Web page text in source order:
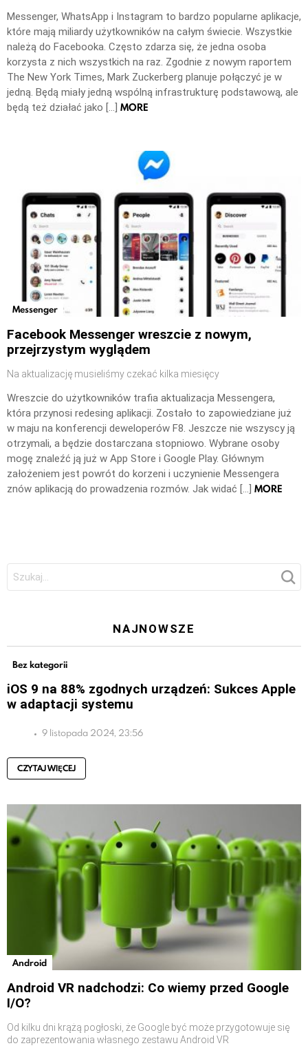
Messenger, WhatsApp i Instagram to bardzo popularne aplikacje,
które mają miliardy użytkowników na całym świecie. Wszystkie
należą do Facebooka. Często zdarza się, że jedna osoba
korzysta z nich wszystkich na raz. Zgodnie z nowym raportem
The New York Times, Mark Zuckerberg planuje połączyć je w
jedną. Będą miały jedną wspólną infrastrukturę podstawową, ale
będą też działać jako […] MORE
Messenger
Facebook Messenger wreszcie z nowym,
przejrzystym wyglądem
Na aktualizację musieliśmy czekać kilka miesięcy
Wreszcie do użytkowników trafia aktualizacja Messengera,
która przynosi redesing aplikacji. Zostało to zapowiedziane już
w maju na konferencji deweloperów F8. Jeszcze nie wszyscy ją
otrzymali, a będzie dostarczana stopniowo. Wybrane osoby
mogę znaleźć ją już w App Store i Google Play. Głównym
założeniem jest powrót do korzeni i uczynienie Messengera
znów aplikacją do prowadzenia rozmów. Jak widać […] MORE
Szukaj:
NAJNOWSZE
Bez kategorii
iOS 9 na 88% zgodnych urządzeń: Sukces Apple
w adaptacji systemu
9 listopada 2024, 23:56
CZYTAJ WIĘCEJ
Android
Android VR nadchodzi: Co wiemy przed Google
I/O?
Od kilku dni krążą pogłoski, że Google być może przygotowuje się
do zaprezentowania własnego zestawu Android VR